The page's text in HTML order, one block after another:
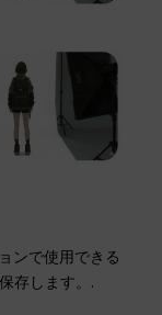
ンで使用できる
存します。.